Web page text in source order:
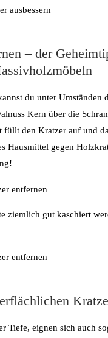
– der
du unter Umständen
Kern über die
den Kratzer auf und
Hausmittel gegen
ziemlich gut kaschiert
eignen sich auch